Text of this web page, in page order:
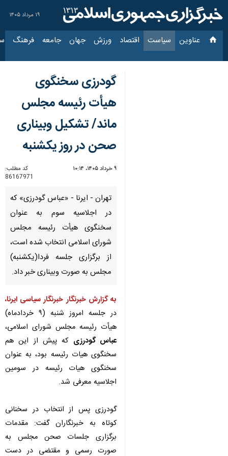
۱۹ مرداد ۱۴۰۵
عناوین‌ سیاست اقتصاد ورزش جهان جامعه فرهنگ
گودرزی سخنگوی
هیأت رئیسه مجلس
ماند/ تشکیل وبیناری
صحن در روز یکشنبه
۹ خرداد ۱۴۰۵، ۱۰:۱۴
کد مطلب:
86167971
تهران - ایرنا - «عباس گودرزی» که
در اجلاسیه سوم به عنوان
سخنگوی هیأت رئیسه مجلس
شورای اسلامی انتخاب شده است،
از برگزاری جلسه فردا(یکشنبه)
مجلس به صورت وبیناری خبر داد.
به گزارش خبرنگار خبرنگار سیاسی ایرنا،
در جلسه امروز شنبه (۹ خردادماه)
هیأت رئیسه مجلس شورای اسلامی،
عباس گودرزی که پیش از این هم
سخنگوی هیات رئیسه بود، به عنوان
سخنگوی هیات رئیسه در سومین
اجلاسیه معرفی شد.
گودرزی پس از انتخاب در سخنانی
کوتاه به خبرنگاران گفت: مقدمات
برگزاری جلسات صحن مجلس به
صورت رسمی و مقتضی در دست